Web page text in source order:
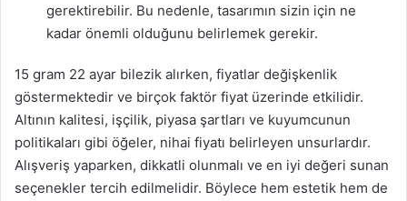
gerektirebilir. Bu nedenle, tasarımın sizin için ne
kadar önemli olduğunu belirlemek gerekir.
15 gram 22 ayar bilezik alırken, fiyatlar değişkenlik
göstermektedir ve birçok faktör fiyat üzerinde etkilidir.
Altının kalitesi, işçilik, piyasa şartları ve kuyumcunun
politikaları gibi öğeler, nihai fiyatı belirleyen unsurlardır.
Alışveriş yaparken, dikkatli olunmalı ve en iyi değeri sunan
seçenekler tercih edilmelidir. Böylece hem estetik hem de